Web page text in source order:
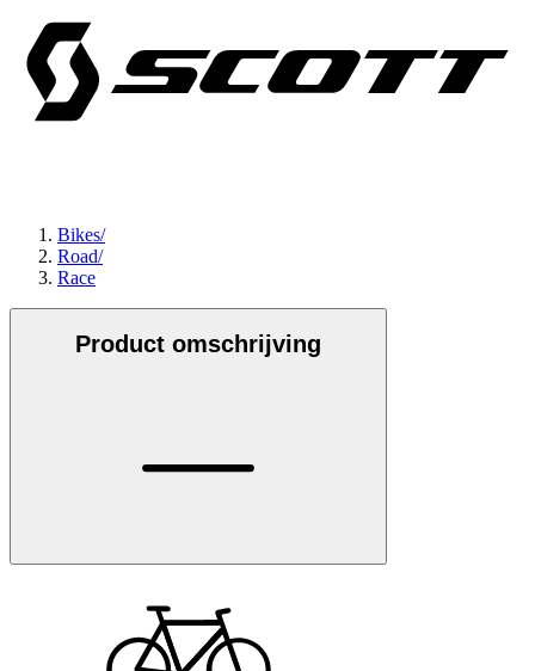
Bikes/
Road/
Race
Product omschrijving